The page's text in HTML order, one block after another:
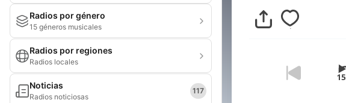
Radios por género
15 géneros musicales
Radios por regiones
Radios locales
Noticias
Radios noticiosas
117